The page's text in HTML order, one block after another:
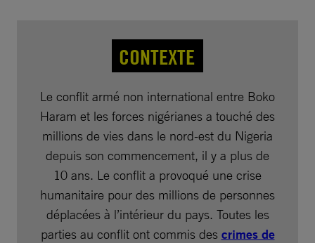
CONTEXTE
Le conflit armé non international entre Boko
Haram et les forces nigérianes a touché des
millions de vies dans le nord-est du Nigeria
depuis son commencement, il y a plus de
10 ans. Le conflit a provoqué une crise
humanitaire pour des millions de personnes
déplacées à l’intérieur du pays. Toutes les
parties au conflit ont commis des crimes de